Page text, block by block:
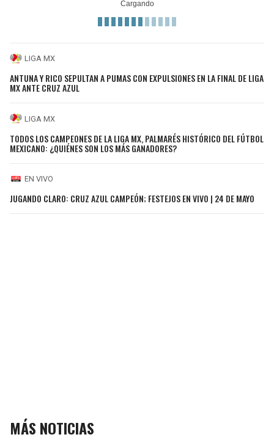
LIGA MX
ANTUNA Y RICO SEPULTAN A PUMAS CON EXPULSIONES EN LA FINAL DE LIGA
MX ANTE CRUZ AZUL
LIGA MX
TODOS LOS CAMPEONES DE LA LIGA MX, PALMARÉS HISTÓRICO DEL FÚTBOL
MEXICANO: ¿QUIÉNES SON LOS MÁS GANADORES?
EN VIVO
JUGANDO CLARO: CRUZ AZUL CAMPEÓN; FESTEJOS EN VIVO | 24 DE MAYO
MÁS NOTICIAS